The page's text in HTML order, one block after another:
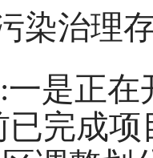
染治理
是正
完成